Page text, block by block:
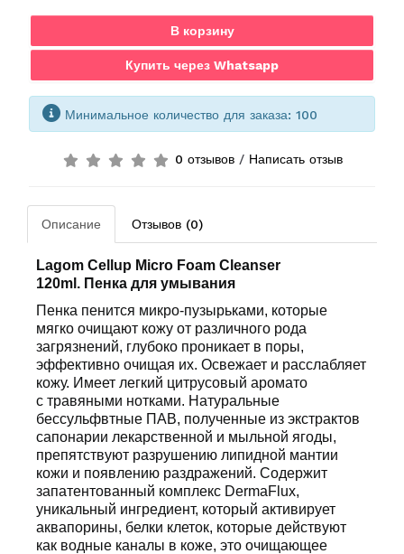
В корзину
Купить через Whatsapp
Минимальное количество для заказа: 100
0 отзывов/ Написать отзыв
Описание Отзывов (0)
Lagom Cellup Micro Foam Cleanser
120ml. Пенка для умывания
Пенка пенится микро-пузырьками, которые
мягко очищают кожу от различного рода
загрязнений, глубоко проникает в поры,
эффективно очищая их. Освежает и расслабляет
кожу. Имеет легкий цитрусовый аромато
с травяными нотками. Натуральные
бессульфвтные ПАВ, полученные из экстрактов
сапонарии лекарственной и мыльной ягоды,
препятствуют разрушению липидной мантии
кожи и появлению раздражений. Содержит
запатентованный комплекс DermaFlux,
уникальный ингредиент, который активирует
аквапорины, белки клеток, которые действуют
как водные каналы в коже, это очищающее